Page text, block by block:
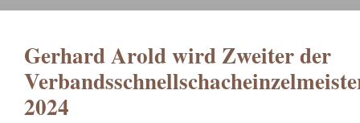
Gerhard Arold wird Zweiter der
2024